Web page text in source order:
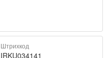
Штрихкод
IRKU034141